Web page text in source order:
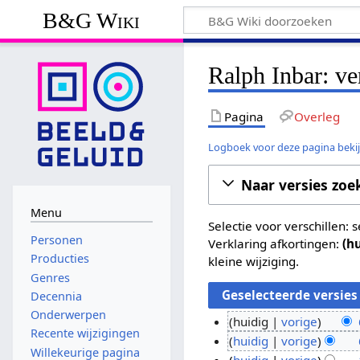
B&G Wiki
Ralph Inbar:
Pagina Overleg
Logboek voor deze pagina
Naar versies
Selectie voor verschillen:
Verklaring afkortingen:
kleine wijziging.
6
huidig vorige
G
e
huidig vorige
Menu
Personen
Producties
Genres
Decennia
Onderwerpen
Recente wijzigingen
Willekeurige pagina